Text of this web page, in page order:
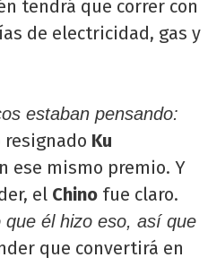
tendrá que correr con
de electricidad, gas y
estaban pensando:
resignado Ku
ese mismo premio. Y
el Chino fue claro.
él hizo eso, así que
que convertirá en